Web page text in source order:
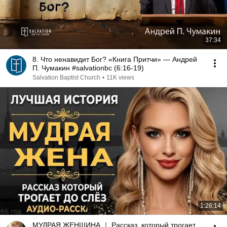
37:34
8. Что ненавидит Бог? «Книга Притчи» — Андрей
П. Чумакин #salvationbc (6:16-19)
Salvation Baptist Church • 11K views
1:26:14
МУДРАЯ ЖЕНЩИНА ｜ Рассказ, который трогает